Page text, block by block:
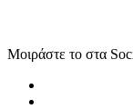
Μοιράστε το στα